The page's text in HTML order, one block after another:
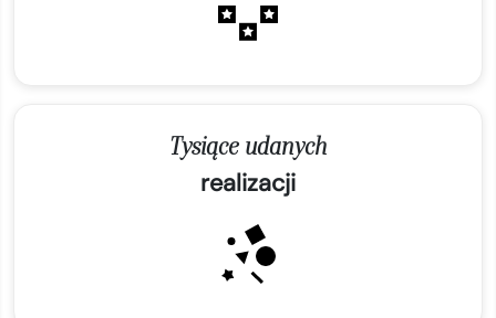
Tysiące udanych
realizacji